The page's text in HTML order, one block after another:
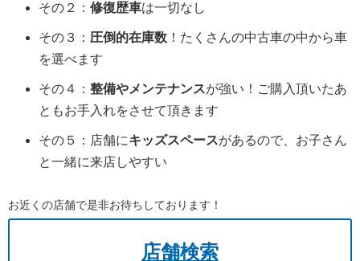
その２：修復歴車は一切なし
その３： 圧倒的在庫数 ！たくさんの中古車の中から車
を選べます
その４：整備やメンテナンスが強い！ご購入頂いたあ
ともお手入れをさせて頂きます
その５：店舗にキッズスペースがあるので、お子さん
と一緒に来店しやすい
お近くの店舗で是非お待ちしております！
店舗検索